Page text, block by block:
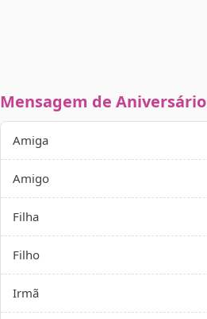
Mensagem de Aniversário
Amiga
Amigo
Filha
Filho
Irmã